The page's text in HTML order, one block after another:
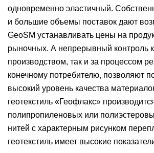
одновременно эластичный.
и большие объемы поставок дают
GeoSM устанавливать цены на
рыночных. А непрерывный контроль
производством, так и за процессом
конечному потребителю, позволяют
высокий уровень качества
геотекстиль «Геофлакс»
полипропиленовых или
нитей с характерным рисунком
геотекстиль имеет высокие